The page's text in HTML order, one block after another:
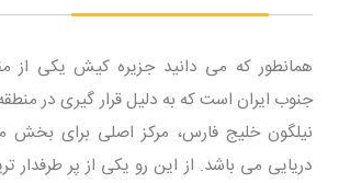
همانطور که می دانید جزیره کیش یکی از
جنوب ایران است که به دلیل قرار گیری در
نیلگون خلیج فارس، مرکز اصلی برای بخش
دریایی می باشد. از این رو یکی از پر